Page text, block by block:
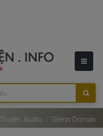
Truyện Audio Glenn Doman